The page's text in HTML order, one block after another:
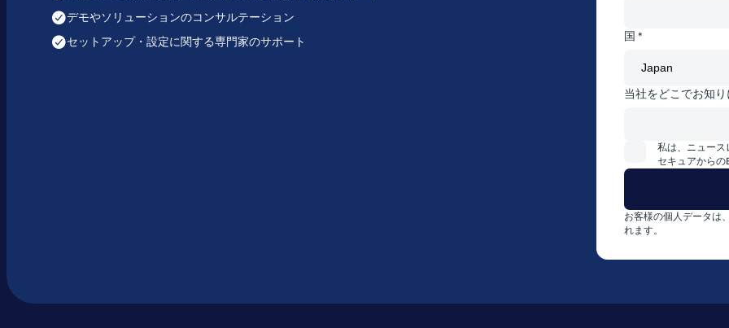
デモやソリューションのコンサルテーション
セットアップ・設定に関する専門家のサポート
国 *
当社をどこでお知
私は、ニュース
セキュアからの
お客様の個人データは
れます。